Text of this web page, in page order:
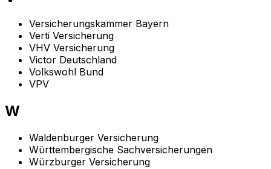
Versicherungskammer Bayern
Verti Versicherung
VHV Versicherung
Victor Deutschland
Volkswohl Bund
VPV
W
Waldenburger Versicherung
Württembergische Sachversicherungen
Würzburger Versicherung